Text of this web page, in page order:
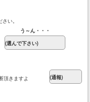
い。
う～ん・・・
頂きますよ